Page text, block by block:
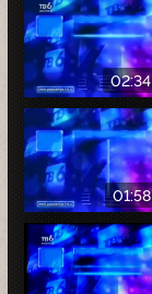
02:34
01:58